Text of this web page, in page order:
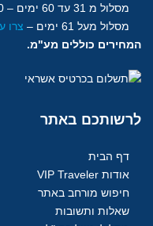
מסלול מ 31 עד 60
ימים – 4500 ₪
מסלול מעל 61
ימים – צרו
המחירים כוללים מע"מ.
לרשותכם באתר
דף הבית
אודות VIP Traveler
חיפוש מורחב באתר
שאלות ותשובות